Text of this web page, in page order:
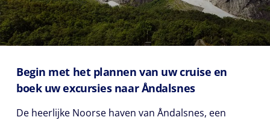
Begin met het plannen van uw cruise en
boek uw excursies naar Åndalsnes
De heerlijke Noorse haven van Åndalsnes, een